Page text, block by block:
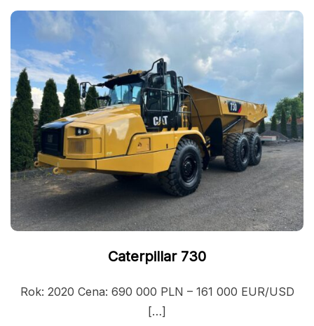
Maszyny
Budowlane
Ogłoszenia
Caterpillar 730
Rok: 2020 Cena: 690 000 PLN – 161 000 EUR/USD
[…]